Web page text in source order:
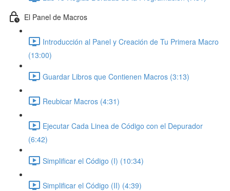
El Panel de Macros
Introducción al Panel y Creación de Tu Primera Macro
(13:00)
Guardar Libros que Contienen Macros (3:13)
Reubicar Macros (4:31)
Ejecutar Cada Linea de Código con el Depurador
(6:42)
Simplificar el Código (I) (10:34)
Simplificar el Código (II) (4:39)